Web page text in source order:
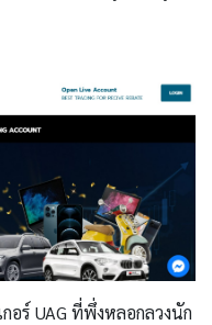
อร์ UAG ที่พึ่งหลอกลวงนัก